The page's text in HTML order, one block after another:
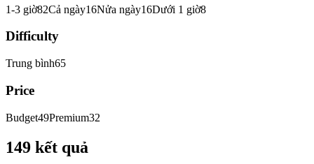
1-3 giờ82Cả ngày16Nửa ngày16Dưới 1 giờ8
Difficulty
Trung bình65
Price
Budget49Premium32
149 kết quả